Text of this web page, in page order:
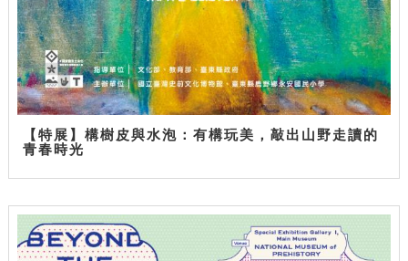
【特展】構樹皮與水泡：有構玩美，敲出山野走讀的
青春時光